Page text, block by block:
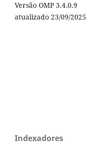
Versão OMP 3.4.0.9
atualizado 23/09/2025
Indexadores